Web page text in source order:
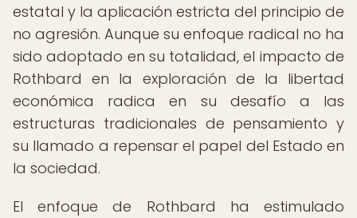
estatal y la aplicación estricta del principio de
no agresión. Aunque su enfoque radical no ha
sido adoptado en su totalidad, el impacto de
Rothbard en la exploración de la libertad
económica radica en su desafío a las
estructuras tradicionales de pensamiento y
su llamado a repensar el papel del Estado en
la sociedad.
El enfoque de Rothbard ha estimulado